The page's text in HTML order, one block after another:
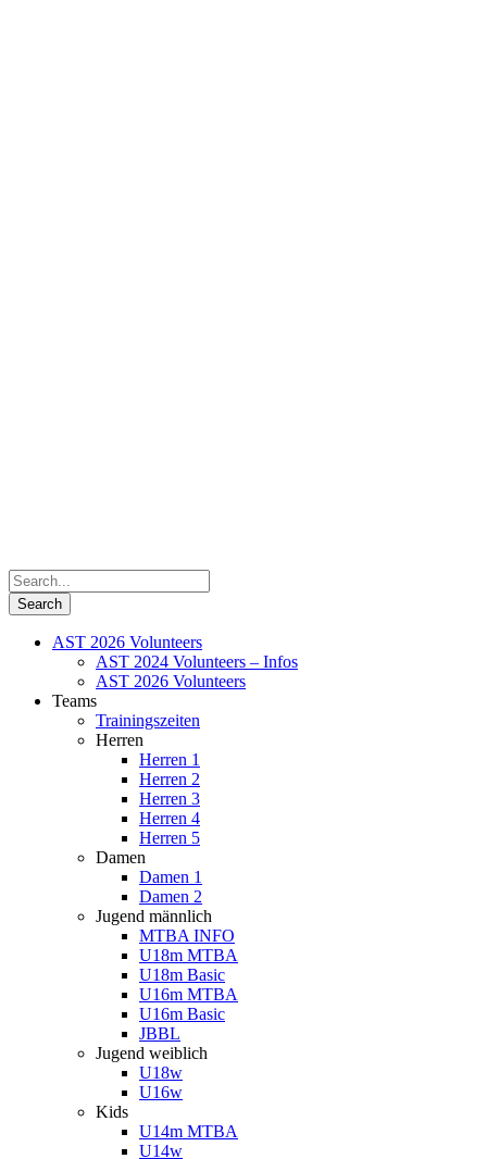
AST 2026 Volunteers
AST 2024 Volunteers – Infos
AST 2026 Volunteers
Teams
Trainingszeiten
Herren
Herren 1
Herren 2
Herren 3
Herren 4
Herren 5
Damen
Damen 1
Damen 2
Jugend männlich
MTBA INFO
U18m MTBA
U18m Basic
U16m MTBA
U16m Basic
JBBL
Jugend weiblich
U18w
U16w
Kids
U14m MTBA
U14w